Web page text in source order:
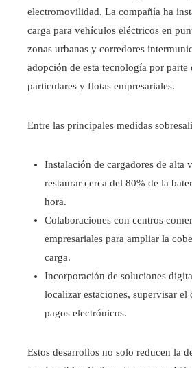
electromovilidad. La compañía ha
carga para vehículos eléctricos en
zonas urbanas y corredores
adopción de esta tecnología por parte
particulares y flotas empresariales.
Entre las principales medidas
Instalación de cargadores de alta
restaurar cerca del 80% de la
hora.
Colaboraciones con centros
empresariales para ampliar la
carga.
Incorporación de soluciones
localizar estaciones, supervisar el
pagos electrónicos.
Estos desarrollos no solo reducen la